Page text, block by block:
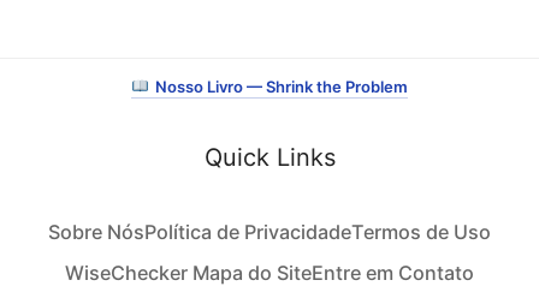
Nosso Livro — Shrink the Problem
Quick Links
Sobre NósPolítica de PrivacidadeTermos de Uso
WiseChecker Mapa do SiteEntre em Contato